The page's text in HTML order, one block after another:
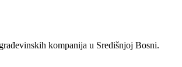
kompanija u Središnjoj Bosni.